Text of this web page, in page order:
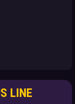
LINE